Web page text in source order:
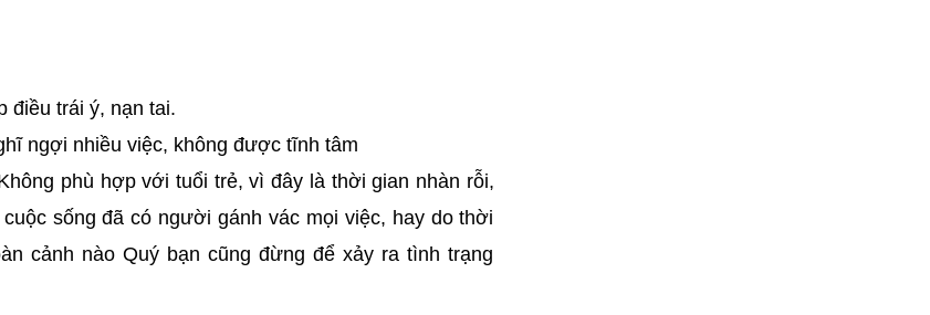
điều trái ý, nạn tai.
ngợi nhiều việc, không được tĩnh tâm
phù hợp với tuổi trẻ, vì đây là thời gian nhàn rỗi,
sống đã có người gánh vác mọi việc, hay do thời
cảnh nào Quý bạn cũng đừng để xảy ra tình trạng